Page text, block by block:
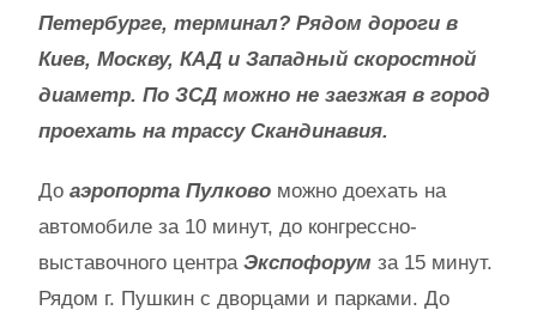
Петербурге, терминал? Рядом дороги в
Киев, Москву, КАД и Западный скоростной
диаметр. По ЗСД можно не заезжая в город
проехать на трассу Скандинавия.
До аэропорта Пулково можно доехать на
автомобиле за 10 минут, до конгрессно-
выставочного центра Экспофорум за 15 минут.
Рядом г. Пушкин с дворцами и парками. До